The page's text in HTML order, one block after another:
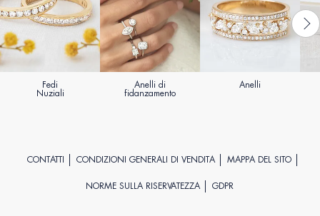
Fedi
Nuziali
Anelli di
fidanzamento
Anelli
CONTATTI CONDIZIONI GENERALI DI VENDITA MAPPA DEL SITO
NORME SULLA RISERVATEZZA GDPR